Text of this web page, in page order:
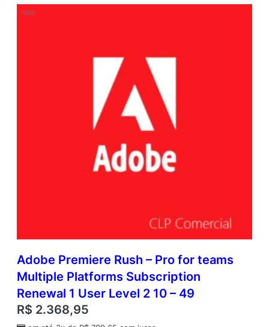
Adobe Premiere Rush – Pro for teams
Multiple Platforms Subscription
Renewal 1 User Level 2 10 – 49
R$ 2.368,95